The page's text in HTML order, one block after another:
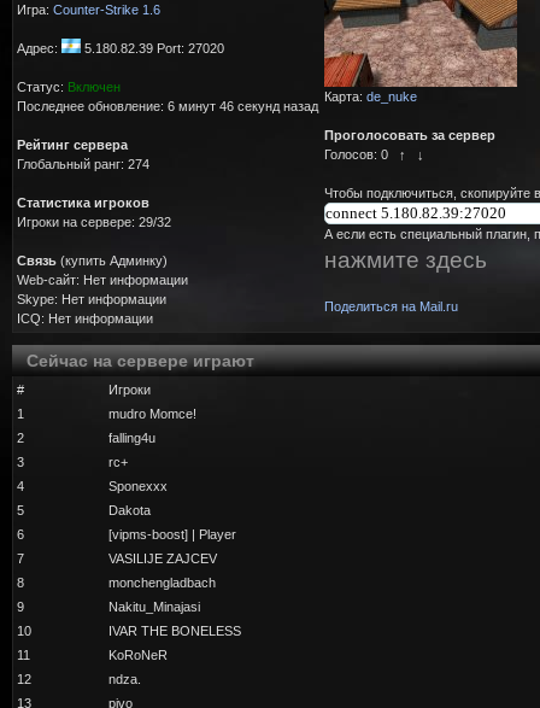
Игра: Counter-Strike 1.6
Адрес: 5.180.82.39 Port: 27020
Статус: Включен
Последнее обновление: 6 минут 46 секунд назад
Рейтинг сервера
Глобальный ранг: 274
Статистика игроков
Игроки на сервере: 29/32
Связь (купить Админку)
Web-сайт: Нет информации
Skype: Нет информации
ICQ: Нет информации
Карта: de_nuke
Проголосовать за сервер
Голосов: 0 ↑ ↓
Чтобы подключиться, скопируйте
А если есть специальный плагин,
нажмите здесь
Поделиться на Mail.ru
Сейчас на сервере играют
#
Игроки
1
mudro Momce!
2
falling4u
3
rc+
4
Sponexxx
5
Dakota
6
[vipms-boost] | Player
7
VASILIJE ZAJCEV
8
monchengladbach
9
Nakitu_Minajasi
10
IVAR THE BONELESS
11
KoRoNeR
12
ndza.
13
pivo